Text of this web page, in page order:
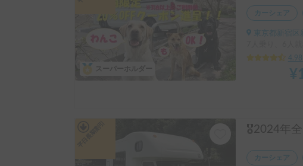
カーシェア
東京都新宿区
4.98
¥
カーシェア